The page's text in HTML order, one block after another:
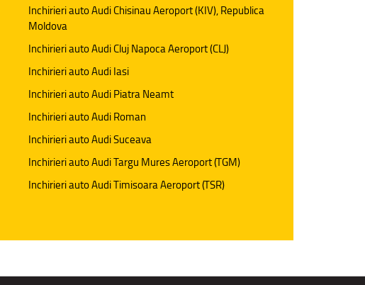
Inchirieri auto Audi Chisinau Aeroport (KIV), Republica
Moldova
Inchirieri auto Audi Cluj Napoca Aeroport (CLJ)
Inchirieri auto Audi Iasi
Inchirieri auto Audi Piatra Neamt
Inchirieri auto Audi Roman
Inchirieri auto Audi Suceava
Inchirieri auto Audi Targu Mures Aeroport (TGM)
Inchirieri auto Audi Timisoara Aeroport (TSR)